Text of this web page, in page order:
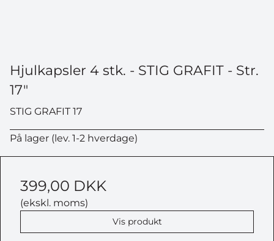
Hjulkapsler 4 stk. - STIG GRAFIT - Str.
17"
STIG GRAFIT 17
På lager (lev. 1-2 hverdage)
399,00 DKK
(ekskl. moms)
Vis produkt